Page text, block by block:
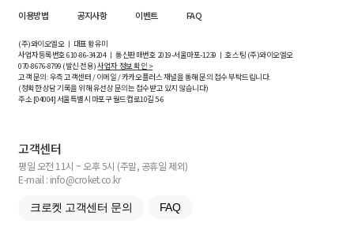
이용방법
공지사항 이벤트 FAQ
(주)와이오엘오 ㅣ 대표 황유미
사업자등록번호610-86-34204ㅣ 통신판매번호 2019-서울마포-1239 ㅣ 호스팅 (주)와이오엘오
070-8676-8799 (발신 전용)사업자 정보 확인 >
고객 문의: 우측 고객센터 / 이메일 / 카카오플러스 채널을 통해 문의 접수 부탁드립니다.
(정확한 상담 기록을 위해 유선상 문의는 접수받고 있지 않습니다)
주소 [04004] 서울특별시 마포구 월드컵로10길5-6
고객센터
평일 오전 11시 ~ 오후 5시 (주말, 공휴일 제외)
E-mail : info@croket.co.kr
크로켓 고객센터 문의 FAQ